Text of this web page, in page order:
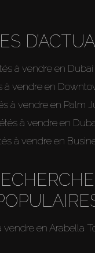
à vendre en
à vendre en
à vendre en Palm
à vendre en
à vendre en
vendre en Arabella